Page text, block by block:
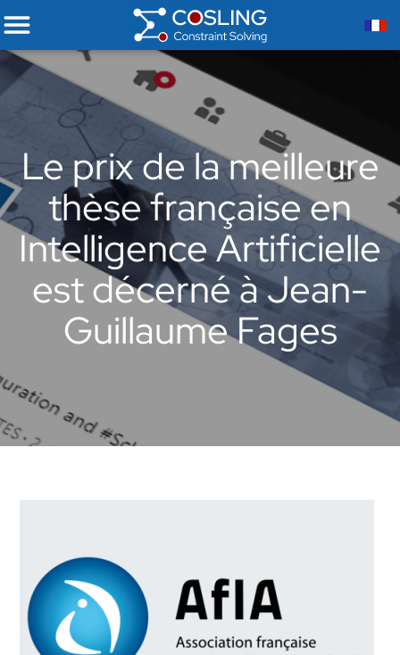
Le prix de la meilleure
thèse française en
Intelligence Artificielle
est décerné à Jean-
Guillaume Fages